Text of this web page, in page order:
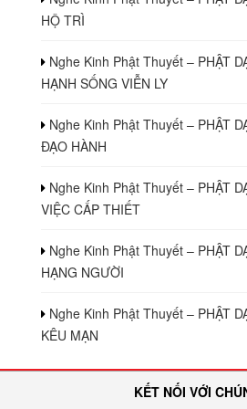
HỘ TRÌ
Nghe Kinh Phật Thuyết – PHẬT
HẠNH SỐNG VIỄN LY
Nghe Kinh Phật Thuyết – PHẬT
ĐẠO HÀNH
Nghe Kinh Phật Thuyết – PHẬT
VIỆC CẤP THIẾT
Nghe Kinh Phật Thuyết – PHẬT
HẠNG NGƯỜI
Nghe Kinh Phật Thuyết – PHẬT
KÊU MẠN
KẾT NỐI VỚI